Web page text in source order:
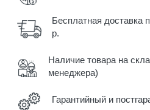
Бесплатная доставка
р.
Наличие товара на
менеджера)
Гарантийный и